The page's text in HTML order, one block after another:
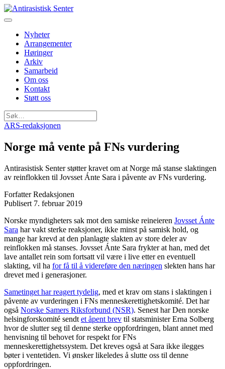
Nyheter
Arrangementer
Høringer
Arkiv
Samarbeid
Om oss
Kontakt
Støtt oss
Søk
etter:
ARS-redaksjonen
Norge må vente på FNs vurdering
Antirasistisk Senter støtter kravet om at Norge må stanse slaktingen
av reinflokken til Jovsset Ánte Sara i påvente av FNs vurdering.
Forfatter Redaksjonen
Publisert 7. februar 2019
Norske myndigheters sak mot den samiske reineieren Jovsset Ánte
Sara har vakt sterke reaksjoner, ikke minst på samisk hold, og
mange har krevd at den planlagte slakten av store deler av
reinflokken må stanses. Jovsset Ánte Sara frykter at han, med det
lave antallet rein som fortsatt vil være i live etter en eventuell
slakting, vil ha for få til å videreføre den næringen slekten hans har
drevet med i generasjoner.
Sametinget har reagert tydelig, med et krav om stans i slaktingen i
påvente av vurderingen i FNs menneskerettighetskomité. Det har
også Norske Samers Riksforbund (NSR). Senest har Den norske
helsingforskomité sendt et åpent brev til statsminister Erna Solberg
hvor de slutter seg til denne sterke oppfordringen, blant annet med
henvisning til behovet for respekt for FNs
menneskerettighetssystem. Det kreves også at Sara ikke ilegges
bøter i ventetiden. Vi ønsker likeledes å slutte oss til denne
oppfordringen.